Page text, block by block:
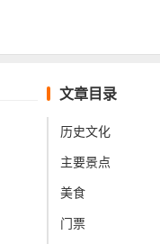
文章目录
历史文化
主要景点
美食
门票